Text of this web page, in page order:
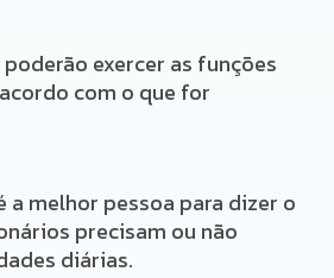
exercer as funções
com o que for
a melhor pessoa para dizer o
precisam ou não
diárias.